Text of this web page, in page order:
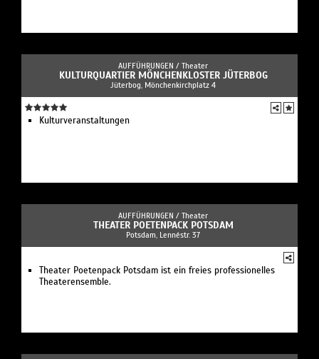
AUFFÜHRUNGEN / Theater
KULTURQUARTIER MÖNCHENKLOSTER JÜTERBOG
Jüterbog, Mönchenkirchplatz 4
Kulturveranstaltungen
AUFFÜHRUNGEN / Theater
THEATER POETENPACK POTSDAM
Potsdam, Lennéstr. 37
Theater Poetenpack Potsdam ist ein freies professionelles
Theaterensemble.